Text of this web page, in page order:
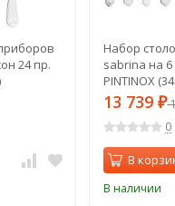
24 пр.
Набор
sabrina на 6
PINTINOX
13 739₽
0
В
В наличии